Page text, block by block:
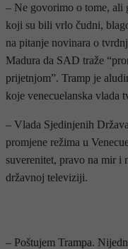
– Ne govorimo o tome, ali
koji su bili vrlo čudni,
na pitanje novinara o
Madura da SAD traže
prijetnjom”. Tramp je
koje venecuelanska vlada
– Vlada Sjedinjenih
promjene režima u
suverenitet, pravo na mir i
državnoj televiziji.
– Poštujem Trampa.